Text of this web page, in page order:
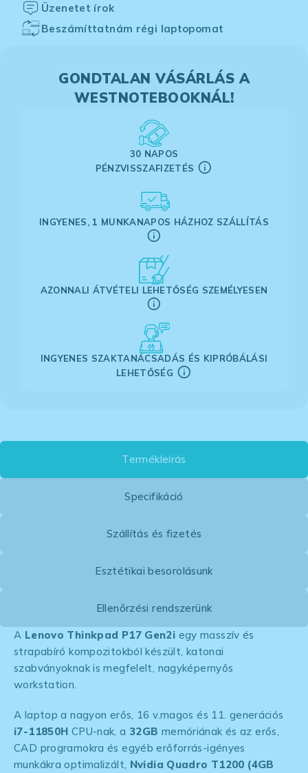
Üzenetet írok
Beszámíttatnám régi laptopomat
GONDTALAN VÁSÁRLÁS A
WESTNOTEBOOKNÁL!
30 NAPOS
PÉNZVISSZAFIZETÉS
INGYENES, 1 MUNKANAPOS HÁZHOZ SZÁLLÍTÁS
AZONNALI ÁTVÉTELI LEHETŐSÉG SZEMÉLYESEN
INGYENES SZAKTANÁCSADÁS ÉS KIPRÓBÁLÁSI
LEHETŐSÉG
Termékleírás
Specifikáció
Szállítás és fizetés
Esztétikai besorolásunk
Ellenőrzési rendszerünk
A Lenovo Thinkpad P17 Gen2i egy masszív és
strapabíró kompozitokból készült, katonai
szabványoknak is megfelelt, nagyképernyős
workstation.
A laptop a nagyon erős, 16 v.magos és 11. generációs
i7-11850H CPU-nak, a 32GB memóriának és az erős,
CAD programokra és egyéb erőforrás-igényes
munkákra optimalizált, Nvidia Quadro T1200 (4GB